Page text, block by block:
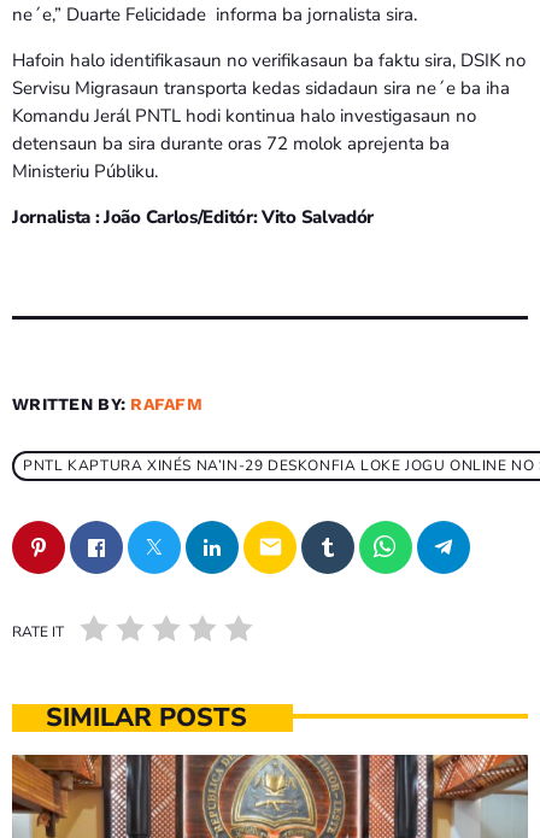
ne´e,” Duarte Felicidade informa ba jornalista sira.
Hafoin halo identifikasaun no verifikasaun ba faktu sira, DSIK no
Servisu Migrasaun transporta kedas sidadaun sira ne´e ba iha
Komandu Jerál PNTL hodi kontinua halo investigasaun no
detensaun ba sira durante oras 72 molok aprejenta ba
Ministeriu Públiku.
Jornalista : João Carlos/Editór: Vito Salvadór
WRITTEN BY: RAFAFM
PNTL KAPTURA XINÉS NA’IN-29 DESKONFIA LOKE JOGU ONLINE
email
RATE IT
SIMILAR POSTS